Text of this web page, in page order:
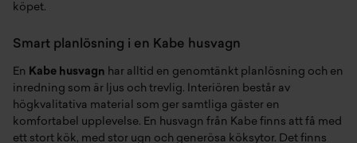
köpet.
Smart planlösning i en Kabe husvagn
En Kabe husvagn har alltid en genomtänkt planlösning och en
inredning som är ljus och trevlig. Interiören består av
högkvalitativa material som ger samtliga gäster en
komfortabel upplevelse. En husvagn från Kabe finns att få med
ett stort kök, med stor ugn och generösa köksytor. Det finns